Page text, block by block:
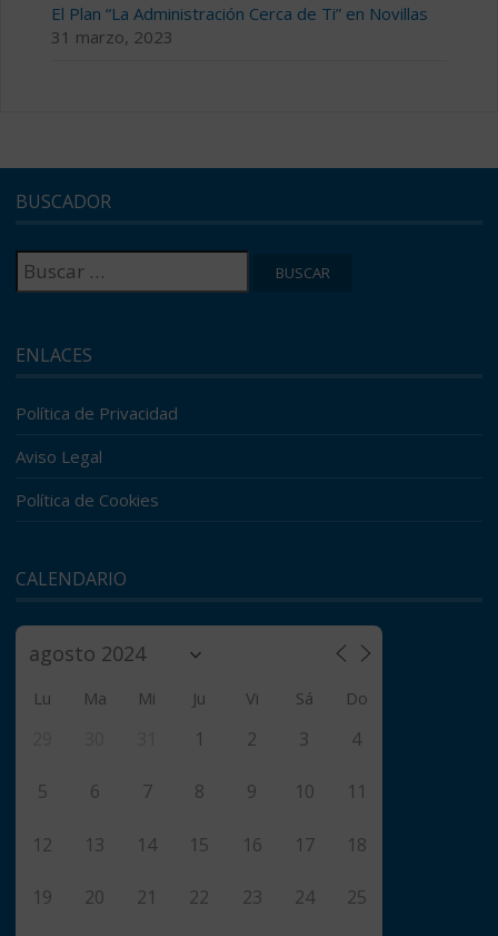
El Plan “La Administración Cerca de Ti” en Novillas
31 marzo, 2023
BUSCADOR
Buscar:
ENLACES
Política de Privacidad
Aviso Legal
Política de Cookies
CALENDARIO
Lu Ma Mi Ju Vi Sá Do
1 2 3 4
5 6 7 8 9 10 11
12 13 14 15 16 17 18
19 20 21 22 23 24 25